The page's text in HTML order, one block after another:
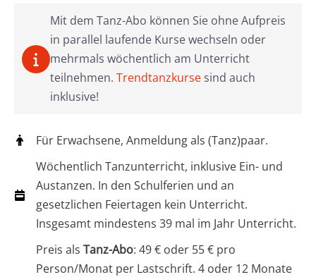
Mit dem Tanz-Abo können Sie ohne Aufpreis
in parallel laufende Kurse wechseln oder
mehrmals wöchentlich am Unterricht
teilnehmen. Trendtanzkurse sind auch
inklusive!
Für Erwachsene, Anmeldung als (Tanz)paar.
Wöchentlich Tanzunterricht, inklusive Ein- und
Austanzen. In den Schulferien und an
gesetzlichen Feiertagen kein Unterricht.
Insgesamt mindestens 39 mal im Jahr Unterricht.
Preis als Tanz-Abo: 49 € oder 55 € pro
Person/Monat per Lastschrift. 4 oder 12 Monate